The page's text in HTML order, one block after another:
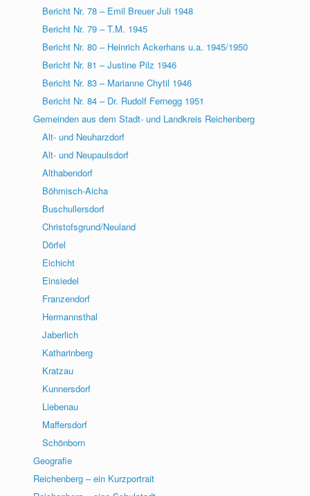
Bericht Nr. 78 – Emil Breuer Juli 1948
Bericht Nr. 79 – T.M. 1945
Bericht Nr. 80 – Heinrich Ackerhans u.a. 1945/1950
Bericht Nr. 81 – Justine Pilz 1946
Bericht Nr. 83 – Marianne Chytil 1946
Bericht Nr. 84 – Dr. Rudolf Fernegg 1951
Gemeinden aus dem Stadt- und Landkreis Reichenberg
Alt- und Neuharzdorf
Alt- und Neupaulsdorf
Althabendorf
Böhmisch-Aicha
Buschullersdorf
Christofsgrund/Neuland
Dörfel
Eichicht
Einsiedel
Franzendorf
Hermannsthal
Jaberlich
Katharinberg
Kratzau
Kunnersdorf
Liebenau
Maffersdorf
Schönborn
Geografie
Reichenberg – ein Kurzportrait